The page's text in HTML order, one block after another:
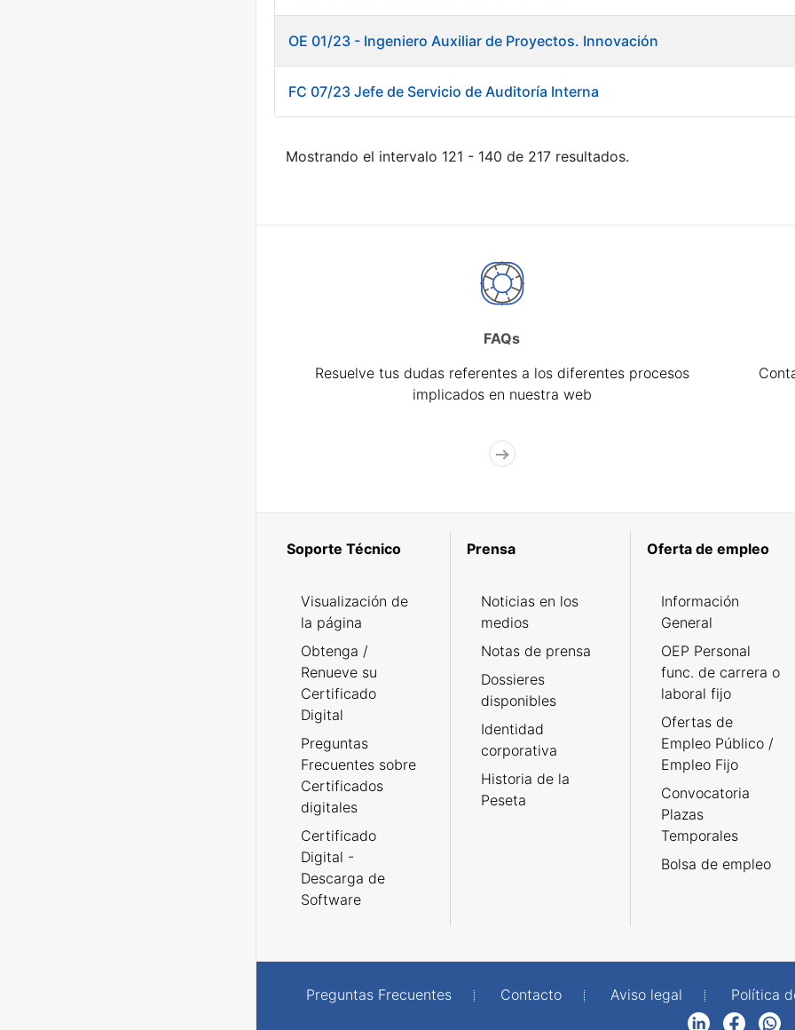
OE 01/23 - Ingeniero Auxiliar de Proyectos. Innovación
FC 07/23 Jefe de Servicio de Auditoría Interna
Mostrando el intervalo 121 - 140 de 217 resultados.
FAQs
Resuelve tus dudas referentes a los diferentes procesos
implicados en nuestra web
Soporte Técnico
Visualización de
la página
Obtenga /
Renueve su
Certificado
Digital
Preguntas
Frecuentes sobre
Certificados
digitales
Certificado
Digital -
Descarga de
Software
Prensa
Noticias en los
medios
Notas de prensa
Dossieres
disponibles
Identidad
corporativa
Historia de la
Peseta
Oferta de empleo
Información
General
OEP Personal
func. de carrera o
laboral fijo
Ofertas de
Empleo Público /
Empleo Fijo
Convocatoria
Plazas
Temporales
Bolsa de empleo
Preguntas Frecuentes Contacto Aviso legal
Política
FacebookWhatsApp